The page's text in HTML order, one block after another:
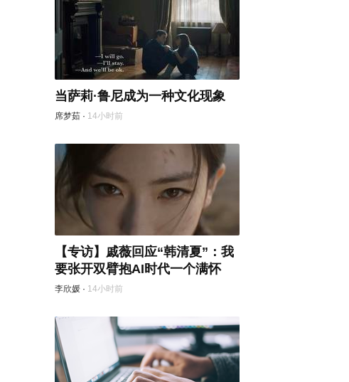
当萨莉·鲁尼成为一种文化现象
席梦茹 · 14小时前
【专访】戚薇回应“韩清夏”：我
要张开双臂抱AI时代一个满怀
李欣媛 · 14小时前